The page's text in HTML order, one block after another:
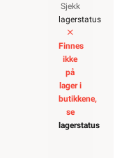
Sjekk
lagerstatus
Finnes
ikke
på
lager i
butikkene,
se
lagerstatus